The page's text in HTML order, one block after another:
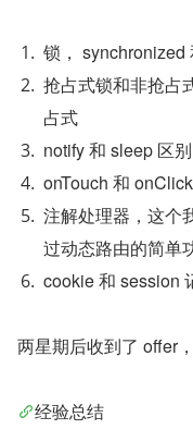
锁， synchronized
抢占式锁和非抢占
占式
notify 和 sleep 区别
onTouch 和
注解处理器，这个
过动态路由的简单
cookie 和 session
两星期后收到了 offer
经验总结